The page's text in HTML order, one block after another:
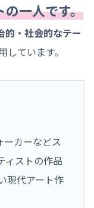
の一人です。
的・社会的なテー
ています。
ーカーなどス
ィストの作品
現代アート作